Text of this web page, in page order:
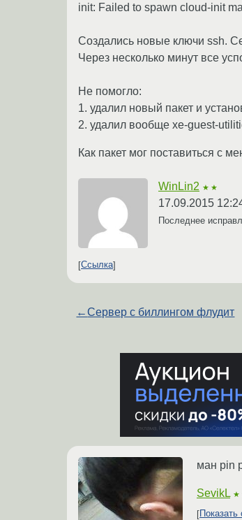
init: Failed to spawn cloud-init
Создались новые ключи ssh.
Через несколько минут все
Не помогло:
1. удалил новый пакет и
2. удалил вообще xe-guest-
Как пакет мог поставиться с
WinLin2 ★★
17.09.2015
Последнее
Ссылка
←Сервер с биллингом флудит
ман pin
SevikL
Показать